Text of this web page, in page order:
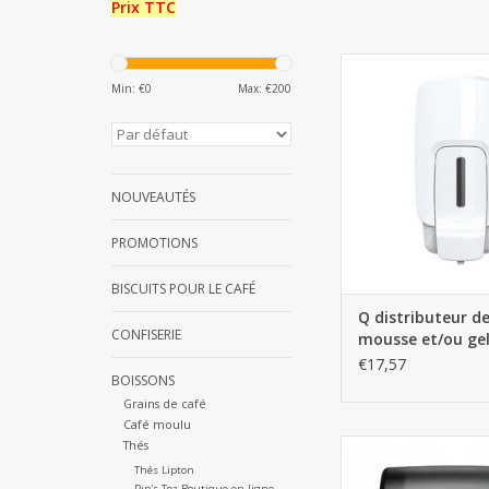
Prix TTC
Min: €0 Max: €200
NOUVEAUTÉS
PROMOTIONS
BISCUITS POUR LE CAFÉ
CONFISERIE
BOISSONS
Grains de café
Café moulu
Thés
Thés Lipton
et/ou gel d'alcool
AJOUTER AU
Q distributeur
mousse et/ou gel
d'alcool Manuel -
€17,57
essuie-mains en